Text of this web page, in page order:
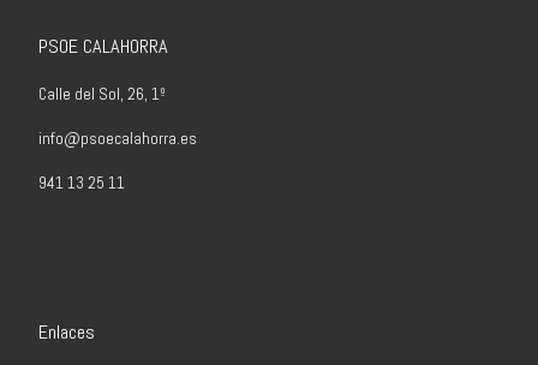
PSOE CALAHORRA
Calle del Sol, 26, 1º
info@psoecalahorra.es
941 13 25 11
Enlaces